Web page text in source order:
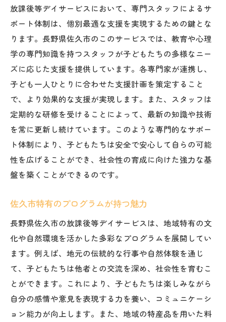
放課後等デイサービスにおいて、専門スタッフによるサ
ポート体制は、個別最適な支援を実現するための鍵とな
ります。長野県佐久市のこのサービスでは、教育や心理
学の専門知識を持つスタッフが子どもたちの多様なニー
ズに応じた支援を提供しています。各専門家が連携し、
子ども一人ひとりに合わせた支援計画を策定すること
で、より効果的な支援が実現します。また、スタッフは
定期的な研修を受けることによって、最新の知識や技術
を常に更新し続けています。このような専門的なサポー
ト体制により、子どもたちは安全で安心して自らの可能
性を広げることができ、社会性の育成に向けた強力な基
盤を築くことができるのです。
佐久市特有のプログラムが持つ魅力
長野県佐久市の放課後等デイサービスは、地域特有の文
化や自然環境を活かした多彩なプログラムを展開してい
ます。例えば、地元の伝統的な行事や自然体験を通じ
て、子どもたちは他者との交流を深め、社会性を育むこ
とができます。これにより、子どもたちは楽しみながら
自分の感情や意見を表現する力を養い、コミュニケーシ
ョン能力が向上します。また、地域の特産品を用いた料